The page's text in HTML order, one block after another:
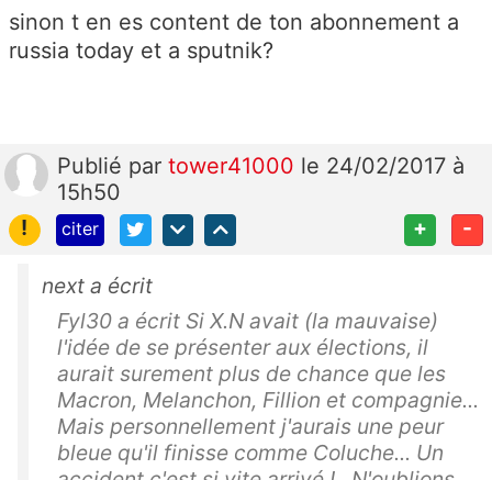
sinon t en es content de ton abonnement a
russia today et a sputnik?
Publié par tower41000 le 24/02/2017 à
15h50
!
citer + -
next a écrit
Fyl30 a écrit Si X.N avait (la mauvaise)
l'idée de se présenter aux élections, il
aurait surement plus de chance que les
Macron, Melanchon, Fillion et compagnie...
Mais personnellement j'aurais une peur
bleue qu'il finisse comme Coluche... Un